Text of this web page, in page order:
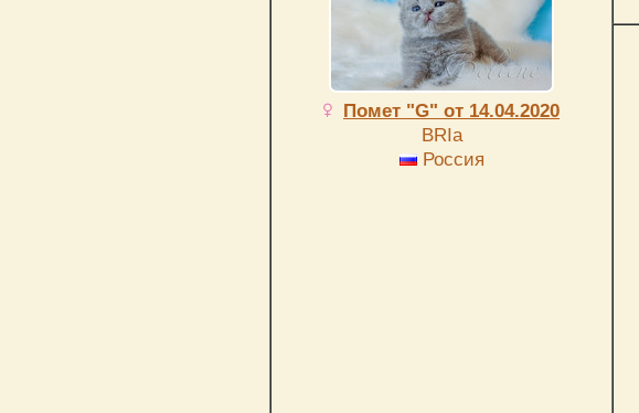
Помет "G" от 14.04.2020
BRIa
Россия